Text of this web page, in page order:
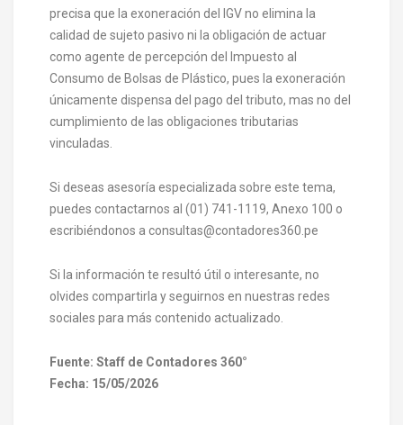
precisa que la exoneración del IGV no elimina la
calidad de sujeto pasivo ni la obligación de actuar
como agente de percepción del Impuesto al
Consumo de Bolsas de Plástico, pues la exoneración
únicamente dispensa del pago del tributo, mas no del
cumplimiento de las obligaciones tributarias
vinculadas.
Si deseas asesoría especializada sobre este tema,
puedes contactarnos al (01) 741-1119, Anexo 100 o
escribiéndonos a consultas@contadores360.pe
Si la información te resultó útil o interesante, no
olvides compartirla y seguirnos en nuestras redes
sociales para más contenido actualizado.
Fuente: Staff de Contadores 360°
Fecha: 15/05/2026